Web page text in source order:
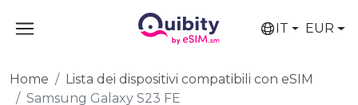
IT EUR
Home
Lista dei dispositivi compatibili con eSIM
Samsung Galaxy S23 FE